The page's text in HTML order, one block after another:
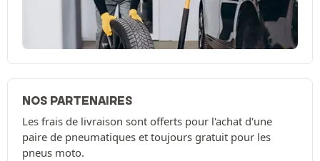
NOS PARTENAIRES
Les frais de livraison sont offerts pour l'achat d'une
paire de pneumatiques et toujours gratuit pour les
pneus moto.